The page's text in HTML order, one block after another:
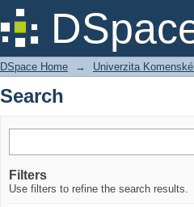
Search
DSpace Home → Univerzita
Search
Filters
Use filters to refine the search results.